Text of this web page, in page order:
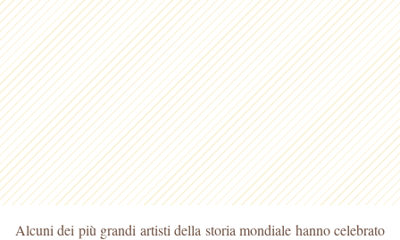
Alcuni dei più grandi artisti della storia mondiale hanno celebrato